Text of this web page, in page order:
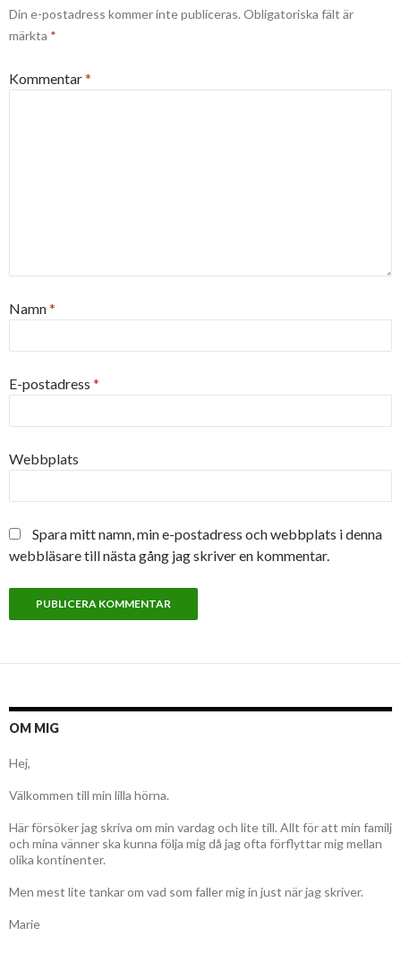
Din e-postadress kommer inte publiceras. Obligatoriska fält är
märkta *
Kommentar*
Namn*
E-postadress *
Webbplats
Spara mitt namn, min e-postadress och webbplats i denna
webbläsare till nästa gång jag skriver en kommentar.
OM MIG
Hej,
Välkommen till min lilla hörna.
Här försöker jag skriva om min vardag och lite till. Allt för att min familj
och mina vänner ska kunna följa mig då jag ofta förflyttar mig mellan
olika kontinenter.
Men mest lite tankar om vad som faller mig in just när jag skriver.
Marie